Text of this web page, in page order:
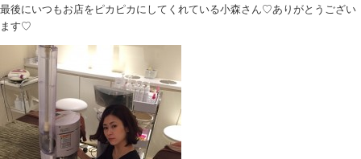
最後にいつもお店をピカピカにしてくれている小森さん♡ありがとうござい
ます♡